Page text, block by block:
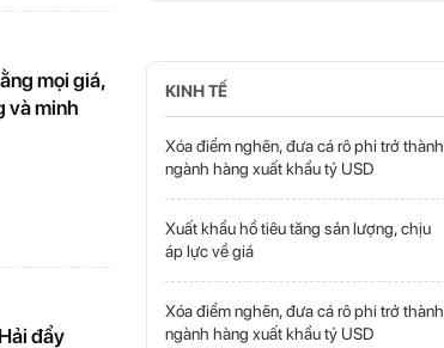
mọi giá,
và minh
đẩy
KINH TẾ
Xóa điểm nghẽn, đưa cá rô phi trở thành
ngành hàng xuất khẩu tỷ USD
Xuất khẩu hồ tiêu tăng sản lượng, chịu
áp lực về giá
Xóa điểm nghẽn, đưa cá rô phi trở thành
ngành hàng xuất khẩu tỷ USD